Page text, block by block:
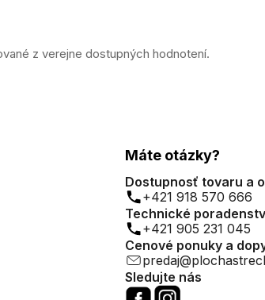
z verejne dostupných hodnotení.
Máte otázky?
Dostupnosť tovaru a
+421 918 570 666
Technické
+421 905 231 045
Cenové ponuky a
Sledujte nás